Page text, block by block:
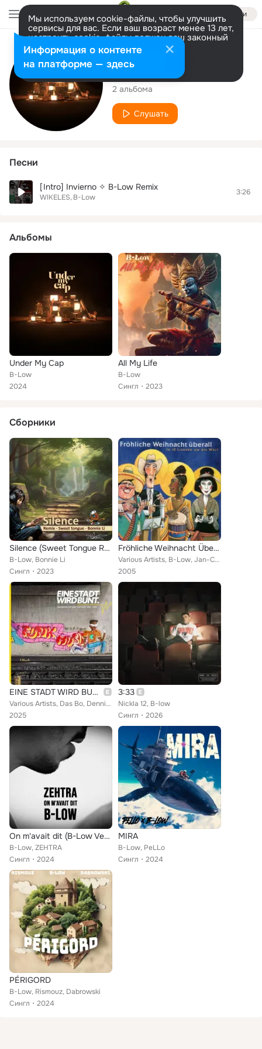
Войти
Мы используем cookie-файлы, чтобы улучшить
сервисы для вас. Если ваш возраст менее 13 лет,
настроить cookie-файлы должен ваш законный
представитель. Больше информации
Разрешить все Настроить
Исполнитель
B-Low
2 альбома
Слушать
Песни
[Intro] Invierno ✧ B-Low Remix
WIKELES B-Low
3:26
Альбомы
Under My Cap
B-Low
2024
All My Life
B-Low
Сингл
2023
Сборники
Silence (Sweet Tongue Remix)
B-Low, Bonnie Li
Сингл
2023
Fröhliche Weihnacht Überall
Various Artists, B-Low, Jan-Christof Scheibe, Sebastian Krumbiegel, Rolf Stahlhofen, Rainer Schumann, Ina Müller, Tim Fischer, I...
2005
EINE STADT WIRD BUNT.
Various Artists, Das Bo, Dennis Deutschland, B-Low, I.L.L. Will, Hamburg Royal, Reim Banditen, Dialektik, David Fascher, King Zo...
2025
3:33
Nickla 12, B-low
Сингл
2026
On m'avait dit (B-Low Version)
B-Low, ZEHTRA
Сингл
2024
MIRA
B-Low, PeLLo
Сингл
2024
PÉRIGORD
B-Low, Rismouz, Dabrowski
Сингл
2024
Информация о контенте
на платформе — здесь